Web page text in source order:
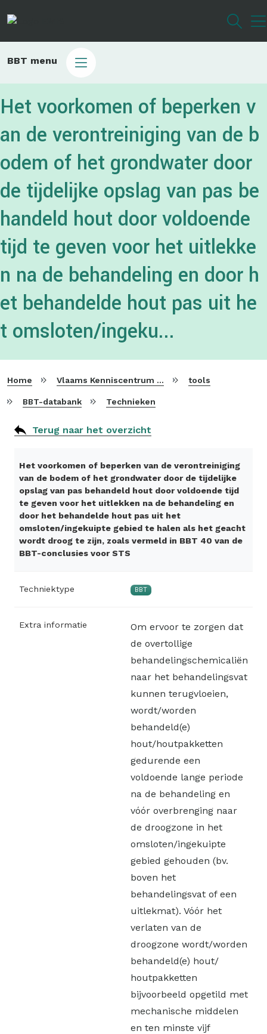
gaan
Main
BBT menu
Het voorkomen of beperken v
an de verontreiniging van de b
odem of het grondwater door
de tijdelijke opslag van pas be
handeld hout door voldoende
tijd te geven voor het uitlekke
n na de behandeling en door h
et behandelde hout pas uit he
t omsloten/ingeku...
Home Vlaams Kenniscentrum voor Beste Beschikbare Technieken tools
BBT-databank Technieken
Terug naar het overzicht
Het voorkomen of beperken van de verontreiniging
van de bodem of het grondwater door de tijdelijke
opslag van pas behandeld hout door voldoende tijd
te geven voor het uitlekken na de behandeling en
door het behandelde hout pas uit het
omsloten/ingekuipte gebied te halen als het geacht
wordt droog te zijn, zoals vermeld in BBT 40 van de
BBT-conclusies voor STS
Techniektype BBT
Extra informatie
Om ervoor te zorgen dat
de overtollige
behandelingschemicaliën
naar het behandelingsvat
kunnen terugvloeien,
wordt/worden
behandeld(e)
hout/houtpakketten
gedurende een
voldoende lange periode
na de behandeling en
vóór overbrenging naar
de droogzone in het
omsloten/ingekuipte
gebied gehouden (bv.
boven het
behandelingsvat of een
uitlekmat). Vóór het
verlaten van de
droogzone wordt/worden
behandeld(e) hout/
houtpakketten
bijvoorbeeld opgetild met
mechanische middelen
en ten minste vijf